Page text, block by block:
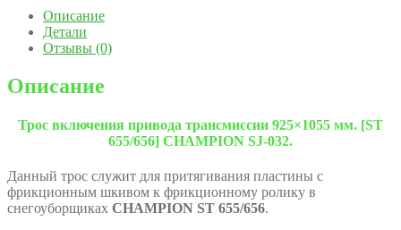
Описание
Детали
Отзывы (0)
Описание
Трос включения привода трансмиссии 925×1055 мм. [ST
655/656] CHAMPION SJ-032.
Данный трос служит для притягивания пластины с
фрикционным шкивом к фрикционному ролику в
снегоуборщиках CHAMPION ST 655/656.